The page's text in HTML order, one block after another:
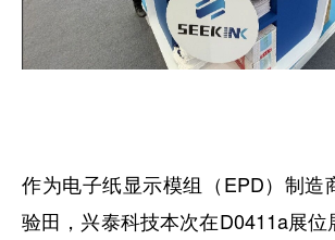
作为电子纸显示模组（EPD）制造
验田，兴泰科技本次在D0411a展位